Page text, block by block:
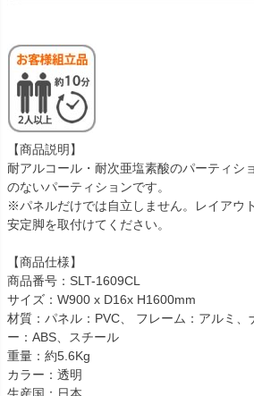
【商品説明】
耐アルコール・耐次亜塩素酸のパーティシ
のないパーティションです。
※パネルだけでは自立しません。レイアウ
安定脚を取付けてください。
【商品仕様】
商品番号：SLT-1609CL
サイズ：W900 x D16x H1600mm
材質：パネル：PVC、 フレーム：アルミ、
ー：ABS、スチール
重量：約5.6Kg
カラー：透明
生産国：日本